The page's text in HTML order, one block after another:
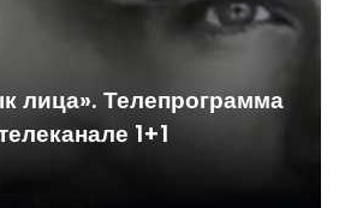
лица». Телепрограмма
1+1